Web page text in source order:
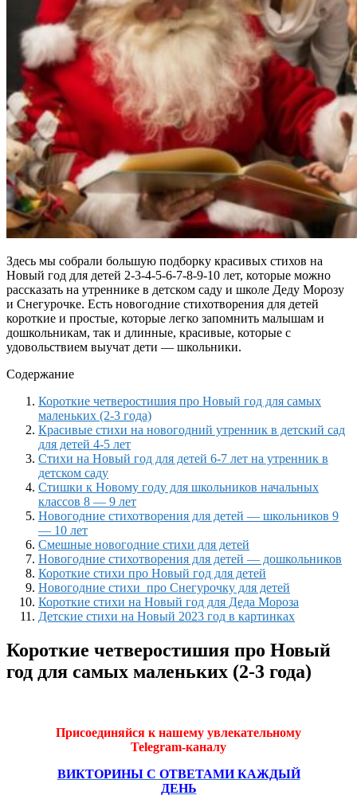
Здесь мы собрали большую подборку красивых стихов на
Новый год для детей 2-3-4-5-6-7-8-9-10 лет, которые можно
рассказать на утреннике в детском саду и школе Деду Морозу
и Снегурочке. Есть новогодние стихотворения для детей
короткие и простые, которые легко запомнить малышам и
дошкольникам, так и длинные, красивые, которые с
удовольствием выучат дети — школьники.
Содержание
Короткие четверостишия про Новый год для самых
маленьких (2-3 года)
Красивые стихи на новогодний утренник в детский сад
для детей 4-5 лет
Стихи на Новый год для детей 6-7 лет на утренник в
детском саду
Стишки к Новому году для школьников начальных
классов 8 — 9 лет
Новогодние стихотворения для детей — школьников 9
— 10 лет
Смешные новогодние стихи для детей
Новогодние стихотворения для детей — дошкольников
Короткие стихи про Новый год для детей
Новогодние стихи про Снегурочку для детей
Короткие стихи на Новый год для Деда Мороза
Детские стихи на Новый 2023 год в картинках
Короткие четверостишия про Новый
год для самых маленьких (2-3 года)
Присоединяйся к нашему увлекательному
Telegram-каналу
ВИКТОРИНЫ С ОТВЕТАМИ КАЖДЫЙ
ДЕНЬ